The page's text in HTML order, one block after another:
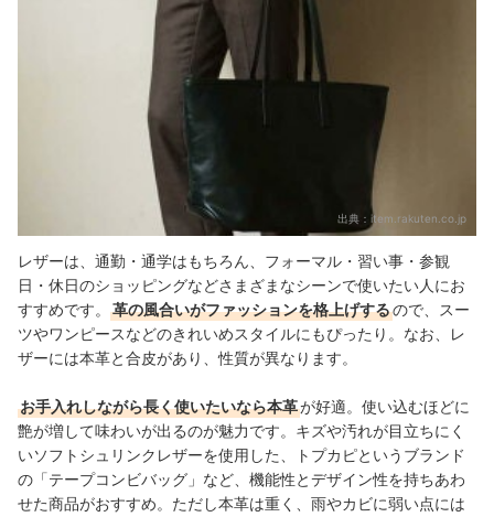
出典： item.rakuten.co.jp
レザーは、通勤・通学はもちろん、フォーマル・習い事・参観
日・休日のショッピングなどさまざまなシーンで使いたい人にお
すすめです。
革の風合いがファッションを格上げするので、スー
ツやワンピースなどのきれいめスタイルにもぴったり。なお、レ
ザーには本革と合皮があり、性質が異なります。
お手入れしながら長く使いたいなら本革が好適。使い込むほどに
艶が増して味わいが出るのが魅力です。キズや汚れが目立ちにく
いソフトシュリンクレザーを使用した、トプカピというブランド
の「テープコンビバッグ」など、機能性とデザイン性を持ちあわ
せた商品がおすすめ。ただし本革は重く、雨やカビに弱い点には